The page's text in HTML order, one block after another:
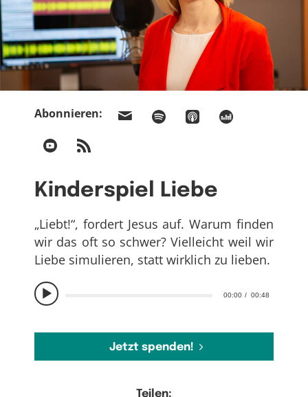
Abonnieren:
Kinderspiel Liebe
00:00 00:48
„Liebt!“, fordert Jesus auf. Warum finden
wir das oft so schwer? Vielleicht weil wir
Liebe simulieren, statt wirklich zu lieben.
Jetzt spenden!
Teilen: